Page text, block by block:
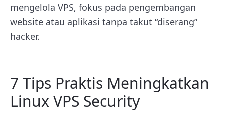
mengelola VPS, fokus pada pengembangan
website atau aplikasi tanpa takut “diserang”
hacker.
7 Tips Praktis Meningkatkan
Linux VPS Security